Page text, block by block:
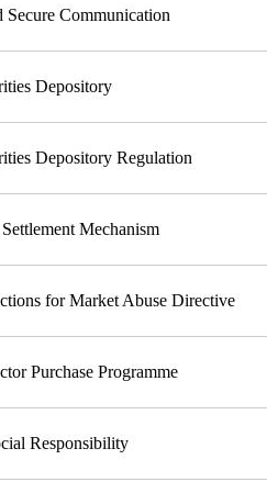
Secure Communication
Depository
Depository Regulation
Mechanism
for Market Abuse Directive
Purchase Programme
Responsibility